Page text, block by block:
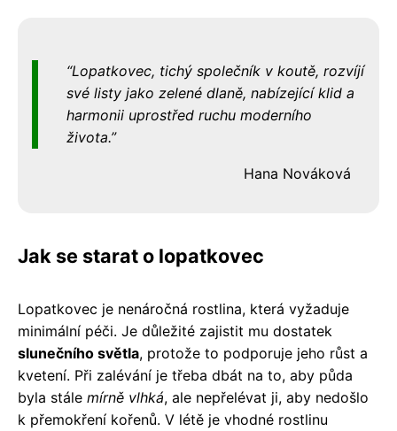
Lopatkovec, tichý společník v koutě, rozvíjí
své listy jako zelené dlaně, nabízející klid a
harmonii uprostřed ruchu moderního
života.
Hana Nováková
Jak se starat o lopatkovec
Lopatkovec je nenáročná rostlina, která vyžaduje
minimální péči. Je důležité zajistit mu dostatek
slunečního světla, protože to podporuje jeho růst a
kvetení. Při zalévání je třeba dbát na to, aby půda
byla stále mírně vlhká, ale nepřelévat ji, aby nedošlo
k přemokření kořenů. V létě je vhodné rostlinu